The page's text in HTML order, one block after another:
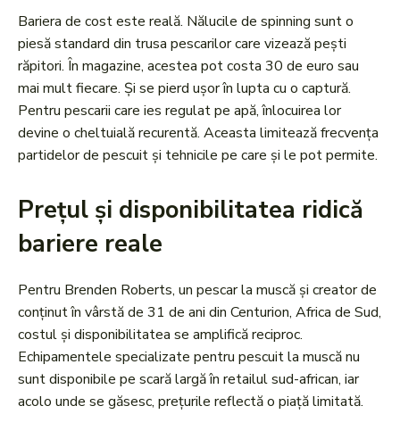
Bariera de cost este reală. Nălucile de spinning sunt o
piesă standard din trusa pescarilor care vizează pești
răpitori. În magazine, acestea pot costa 30 de euro sau
mai mult fiecare. Și se pierd ușor în lupta cu o captură.
Pentru pescarii care ies regulat pe apă, înlocuirea lor
devine o cheltuială recurentă. Aceasta limitează frecvența
partidelor de pescuit și tehnicile pe care și le pot permite.
Prețul și disponibilitatea ridică
bariere reale
Pentru Brenden Roberts, un pescar la muscă și creator de
conținut în vârstă de 31 de ani din Centurion, Africa de Sud,
costul și disponibilitatea se amplifică reciproc.
Echipamentele specializate pentru pescuit la muscă nu
sunt disponibile pe scară largă în retailul sud-african, iar
acolo unde se găsesc, prețurile reflectă o piață limitată.